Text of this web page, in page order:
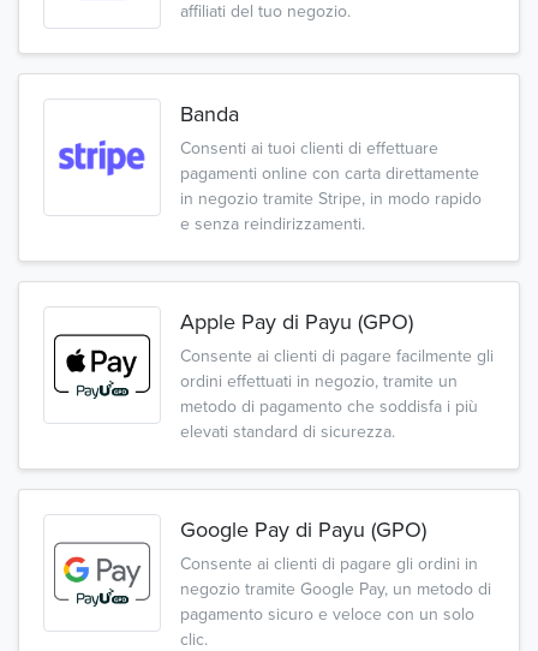
affiliati del tuo negozio.
Banda
Consenti ai tuoi clienti di effettuare
pagamenti online con carta direttamente
in negozio tramite Stripe, in modo rapido
e senza reindirizzamenti.
Apple Pay di Payu (GPO)
Consente ai clienti di pagare facilmente gli
ordini effettuati in negozio, tramite un
metodo di pagamento che soddisfa i più
elevati standard di sicurezza.
Google Pay di Payu (GPO)
Consente ai clienti di pagare gli ordini in
negozio tramite Google Pay, un metodo di
pagamento sicuro e veloce con un solo
clic.